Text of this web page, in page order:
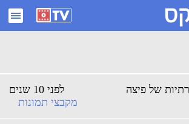
לפני 10 שנים
מקבצי תמונות